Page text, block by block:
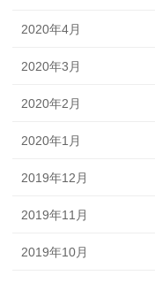
2020年4月
2020年3月
2020年2月
2020年1月
2019年12月
2019年11月
2019年10月